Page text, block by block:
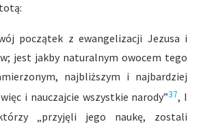
początek z ewangelizacji Jezusa i
jest jakby naturalnym owocem tego
najbliższym i najbardziej
i nauczajcie wszystkie narody”37, I
„przyjęli jego naukę, zostali